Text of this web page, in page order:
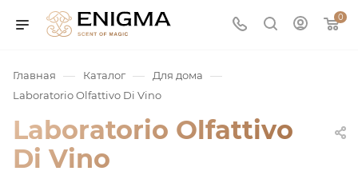
0
Главная — Каталог — Для дома —
Laboratorio Olfattivo Di Vino
Laboratorio Olfattivo
Di Vino